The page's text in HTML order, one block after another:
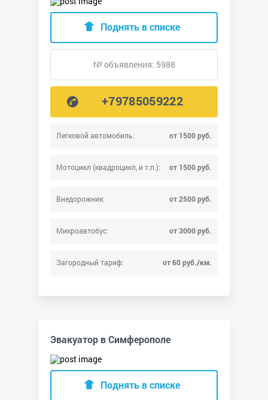
Легковой автомобиль: от 1500 руб.
Мотоцикл (квадроцикл, и т.п.): от 1500 руб.
Внедорожник: от 2500 руб.
Микроавтобус: от 3000 руб.
Загородный тариф: от 60 руб./км.
Поднять в списке
№ объявления: 5988
+79785059222
Эвакуатор в Симферополе
Поднять в списке